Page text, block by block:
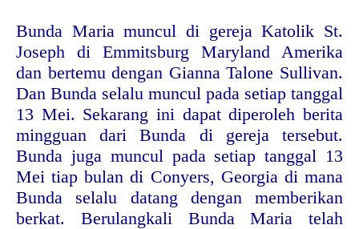
Bunda Maria muncul di gereja Katolik St.
Joseph di Emmitsburg Maryland Amerika
dan bertemu dengan Gianna Talone Sullivan.
Dan Bunda selalu muncul pada setiap tanggal
13 Mei. Sekarang ini dapat diperoleh berita
mingguan dari Bunda di gereja tersebut.
Bunda juga muncul pada setiap tanggal 13
Mei tiap bulan di Conyers, Georgia di mana
Bunda selalu datang dengan memberikan
berkat. Berulangkali Bunda Maria telah